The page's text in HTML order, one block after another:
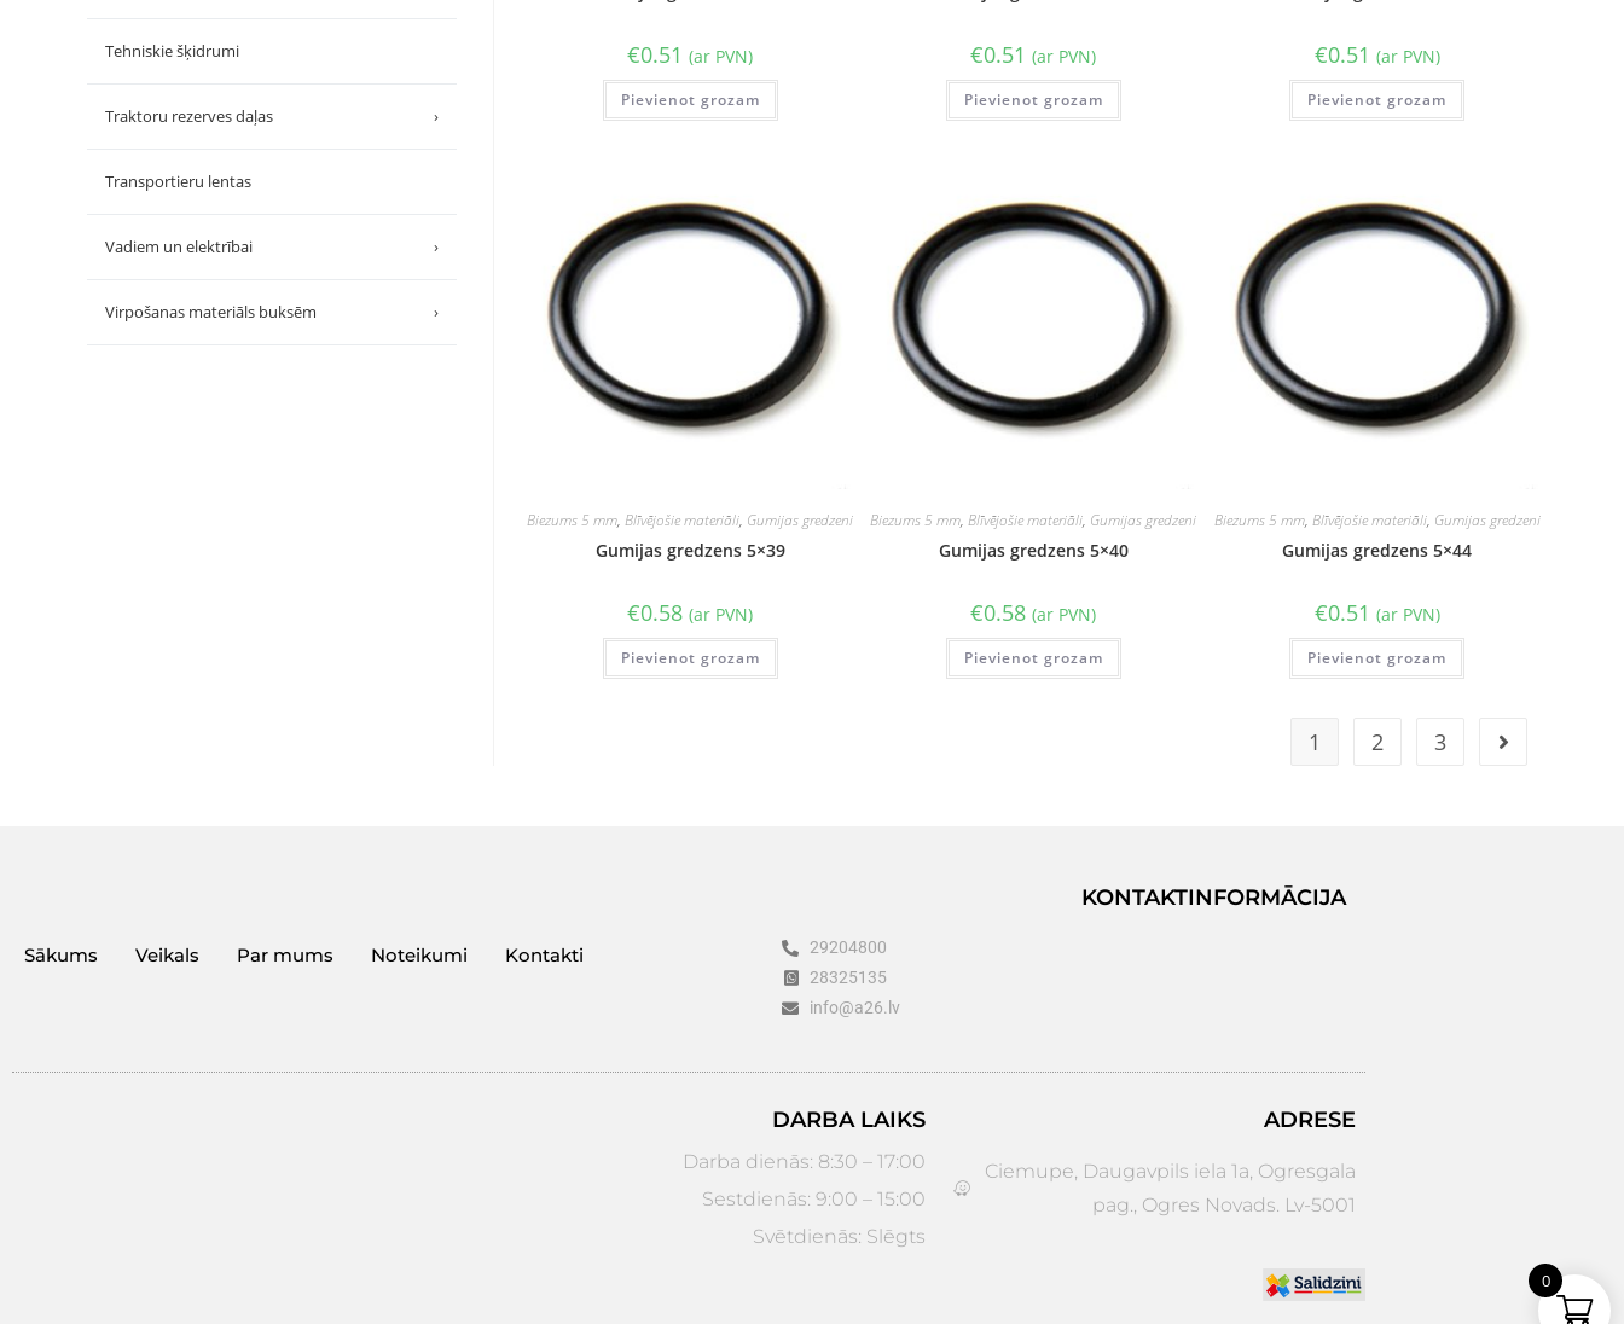
€0.51 (ar PVN)
Pievienot grozam
€0.51 (ar PVN)
Pievienot grozam
€0.51 (ar PVN)
Pievienot grozam
Biezums 5 mm,Blīvējošie materiāli, Gumijas gredzeni
Gumijas gredzens 5×39
€0.58 (ar PVN)
Pievienot grozam
Biezums 5 mm,Blīvējošie materiāli, Gumijas gredzeni
Gumijas gredzens 5×40
€0.58 (ar PVN)
Pievienot grozam
Biezums 5 mm, Blīvējošie materiāli, Gumijas gredzeni
Gumijas gredzens 5×44
€0.51 (ar PVN)
Pievienot grozam
1 2 3
Tehniskie šķidrumi
Traktoru rezerves daļas ›
Transportieru lentas
Vadiem un elektrībai ›
Virpošanas materiāls buksēm ›
Sākums Veikals Par mums Noteikumi Kontakti
KONTAKTINFORMĀCIJA
29204800
28325135
info@a26.lv
DARBA LAIKS
Darba dienās: 8:30 – 17:00
Sestdienās: 9:00 – 15:00
Svētdienās: Slēgts
ADRESE
Ciemupe, Daugavpils iela 1a, Ogresgala
pag., Ogres Novads. Lv-5001
0